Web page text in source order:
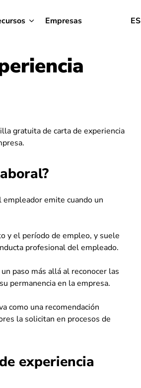
Empresas ES
gratuita de carta de experiencia
emite cuando un
y el período de empleo, y suele
profesional del empleado.
paso más allá al reconocer las
permanencia en la empresa.
como una recomendación
la solicitan en procesos de
experiencia